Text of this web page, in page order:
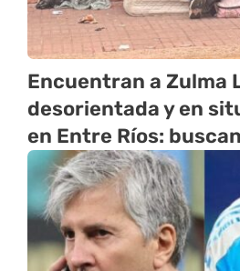
Encuentran a Zulma
desorientada y en
en Entre Ríos: